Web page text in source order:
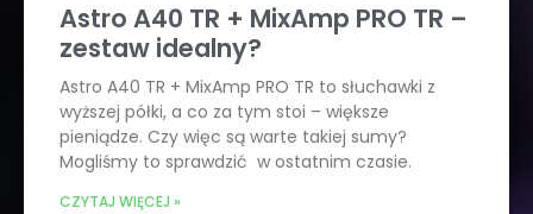
Astro A40 TR + MixAmp PRO TR –
zestaw idealny?
Astro A40 TR + MixAmp PRO TR to słuchawki z
wyższej półki, a co za tym stoi – większe
pieniądze. Czy więc są warte takiej sumy?
Mogliśmy to sprawdzić w ostatnim czasie.
CZYTAJ WIĘCEJ »